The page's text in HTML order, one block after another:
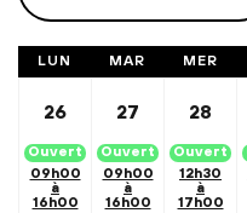
LUN MAR MER
26
Ouvert
09h00
à
16h00
27
Ouvert
09h00
à
16h00
28
Ouvert
12h30
à
17h00